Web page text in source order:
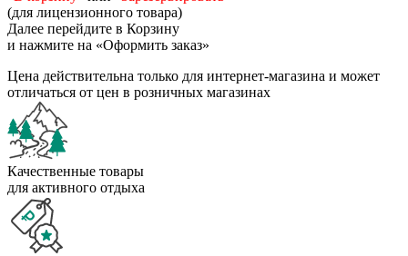
(для лицензионного товара)
Далее перейдите в Корзину
и нажмите на «Оформить заказ»
Цена действительна только для интернет-магазина и может
отличаться от цен в розничных магазинах
Качественные товары
для активного отдыха